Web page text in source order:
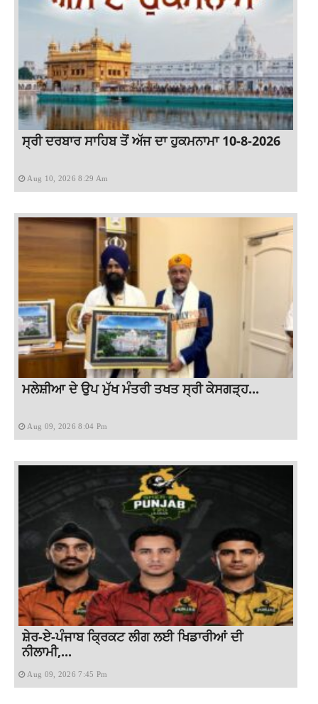
ਸ੍ਰੀ ਦਰਬਾਰ ਸਾਹਿਬ ਤੋਂ ਅੱਜ ਦਾ ਹੁਕਮਨਾਮਾ 10-8-2026
Aug 10, 2026 8:29 Am
ਮਲੇਸ਼ੀਆ ਦੇ ਉਪ ਮੁੱਖ ਮੰਤਰੀ ਤਖਤ ਸ੍ਰੀ ਕੇਸਗੜ੍ਹ...
Aug 09, 2026 8:04 Pm
ਸ਼ੇਰ-ਏ-ਪੰਜਾਬ ਕ੍ਰਿਕਟ ਲੀਗ ਲਈ ਖਿਡਾਰੀਆਂ ਦੀ
ਨੀਲਾਮੀ,...
Aug 09, 2026 7:45 Pm